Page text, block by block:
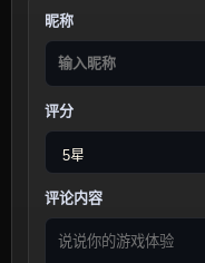
昵称
评分
评论内容